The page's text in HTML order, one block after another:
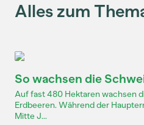
Alles zum
So wachsen die
Auf fast 480 Hektaren wachsen
Erdbeeren. Während der
Mitte J...